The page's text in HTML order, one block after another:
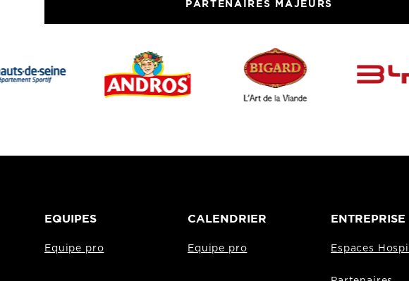
PARTENAIRES MAJEURS
EQUIPES
Equipe pro
CALENDRIER
Equipe pro
ENTREPRISE
Espaces